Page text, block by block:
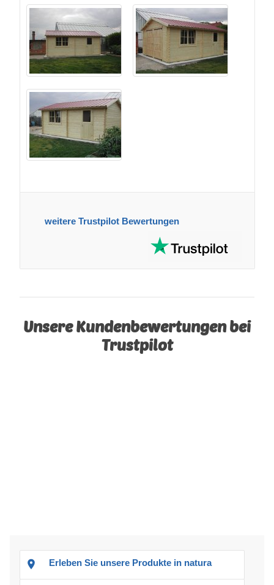
weitere Trustpilot Bewertungen
Unsere Kundenbewertungen bei
Trustpilot
Erleben Sie unsere Produkte in natura